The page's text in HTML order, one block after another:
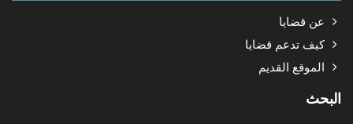
عن قضايا
كيف تدعم قضايا
الموقع القديم
البحث